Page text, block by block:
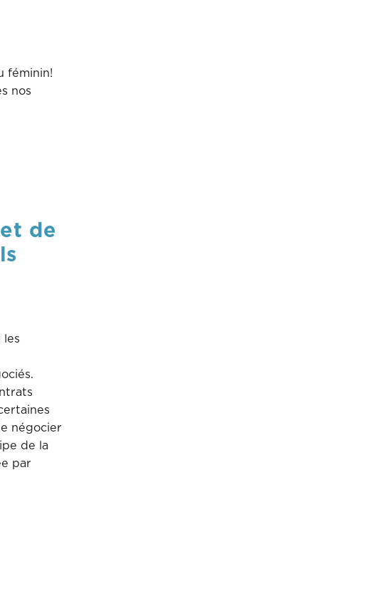
féminin!
nos
de
les
négocier
de la
par